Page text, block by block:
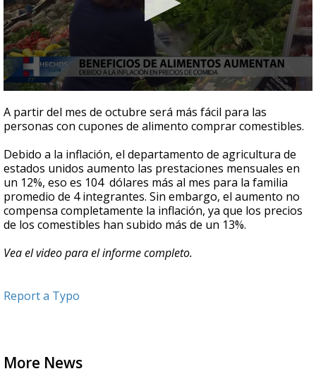
seconds
of
27
A partir del mes de octubre será más fácil para las
personas con cupones de alimento comprar comestibles.
Debido a la inflación, el departamento de agricultura de
estados unidos aumento las prestaciones mensuales en
un 12%, eso es 104 dólares más al mes para la familia
promedio de 4 integrantes. Sin embargo, el aumento no
compensa completamente la inflación, ya que los precios
de los comestibles han subido más de un 13%.
Vea el video para el informe completo.
Report a Typo
More News